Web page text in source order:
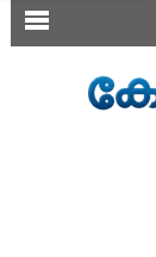
SECTIONS